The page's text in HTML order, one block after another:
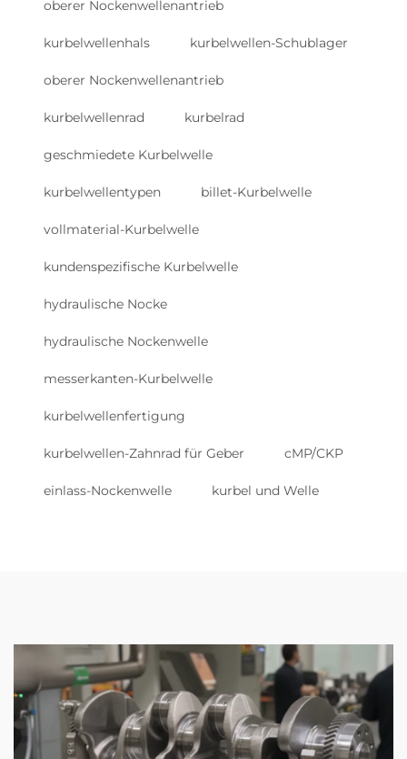
oberer Nockenwellenantrieb
kurbelwellenhals kurbelwellen-Schublager
oberer Nockenwellenantrieb
kurbelwellenrad kurbelrad
geschmiedete Kurbelwelle
kurbelwellentypen billet-Kurbelwelle
vollmaterial-Kurbelwelle
kundenspezifische Kurbelwelle
hydraulische Nocke
hydraulische Nockenwelle
messerkanten-Kurbelwelle
kurbelwellenfertigung
kurbelwellen-Zahnrad für Geber cMP/CKP
einlass-Nockenwelle kurbel und Welle